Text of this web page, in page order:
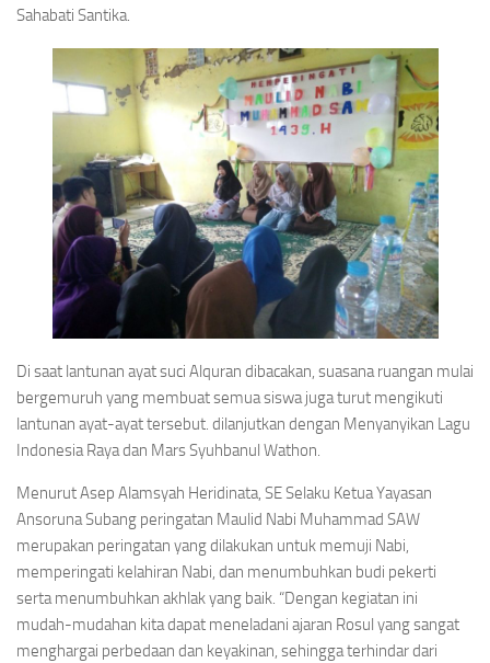
Sahabati Santika.
Di saat lantunan ayat suci Alquran dibacakan, suasana ruangan mulai
bergemuruh yang membuat semua siswa juga turut mengikuti
lantunan ayat-ayat tersebut. dilanjutkan dengan Menyanyikan Lagu
Indonesia Raya dan Mars Syuhbanul Wathon.
Menurut Asep Alamsyah Heridinata, SE Selaku Ketua Yayasan
Ansoruna Subang peringatan Maulid Nabi Muhammad SAW
merupakan peringatan yang dilakukan untuk memuji Nabi,
memperingati kelahiran Nabi, dan menumbuhkan budi pekerti
serta menumbuhkan akhlak yang baik. “Dengan kegiatan ini
mudah-mudahan kita dapat meneladani ajaran Rosul yang sangat
menghargai perbedaan dan keyakinan, sehingga terhindar dari